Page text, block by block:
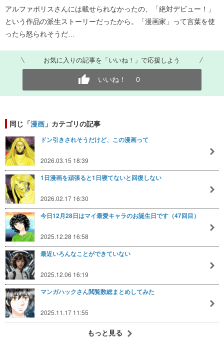
アルファポリスさんには載せられなかったの、「絶対デビュー！」
という作品の派生ストーリーだったから。「漫画家」って言葉を使
ったら怒られそうだ…
お気に入りの記事を「いいね！」で応援しよう
いいね！ 0
同じ「漫画 」カテゴリの記事
ドン引きされそうだけど、この漫画って
2026.03.15 18:39
1日漫画を頑張ると1日寝てないと回復しない
2026.02.17 16:30
今日12月28日はマイ最愛キャラのお誕生日です（47回目）
2025.12.28 16:58
最近いろんなことができていない
2025.12.06 16:19
マンガハックさん閲覧数総まとめしてみた
2025.11.17 11:55
もっと見る